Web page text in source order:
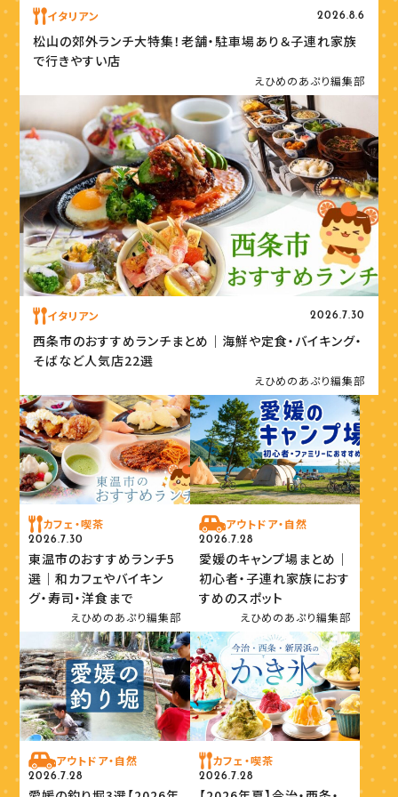
イタリアン 2026.8.6
松山の郊外ランチ大特集！老舗・駐車場あり＆子連れ家族
で行きやすい店
えひめのあぷり編集部
イタリアン 2026.7.30
西条市のおすすめランチまとめ｜海鮮や定食・バイキング・
そばなど人気店22選
えひめのあぷり編集部
カフェ・喫茶
2026.7.30
東温市のおすすめランチ5
選｜和カフェやバイキン
グ・寿司・洋食まで
えひめのあぷり編集部
アウトドア・自然
2026.7.28
愛媛のキャンプ場まとめ｜
初心者・子連れ家族におす
すめのスポット
えひめのあぷり編集部
アウトドア・自然
2026.7.28
カフェ・喫茶
2026.7.28